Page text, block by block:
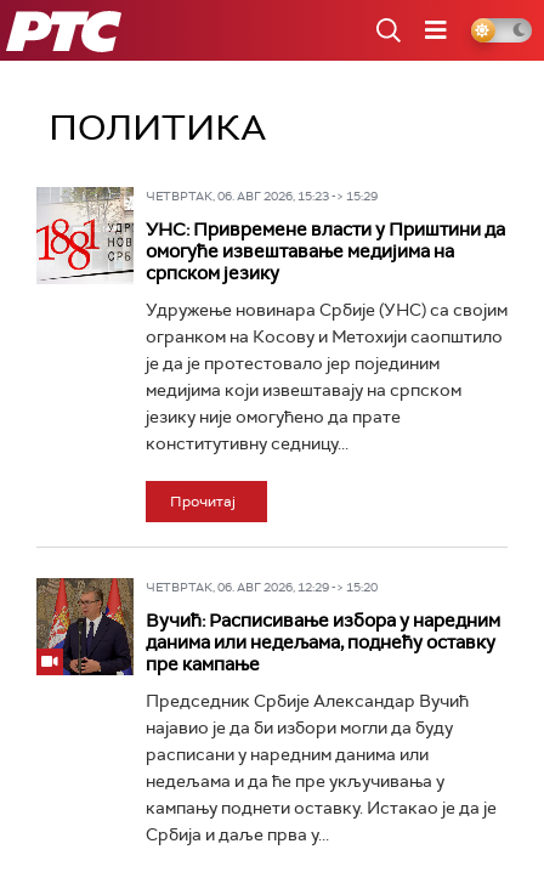
РТС
ПОЛИТИКА
ЧЕТВРТАК, 06. АВГ 2026, 15:23 -> 15:29
УНС: Привремене власти у Приштини да
омогуће извештавање медијима на
српском језику
Удружење новинара Србије (УНС) са својим
огранком на Косову и Метохији саопштило
је да је протестовало јер појединим
медијима који извештавају на српском
језику није омогућено да прате
конститутивну седницу...
Прочитај
ЧЕТВРТАК, 06. АВГ 2026, 12:29 -> 15:20
Вучић: Расписивање избора у наредним
данима или недељама, поднећу оставку
пре кампање
Председник Србије Александар Вучић
најавио је да би избори могли да буду
расписани у наредним данима или
недељама и да ће пре укључивања у
кампању поднети оставку. Истакао је да је
Србија и даље прва у...